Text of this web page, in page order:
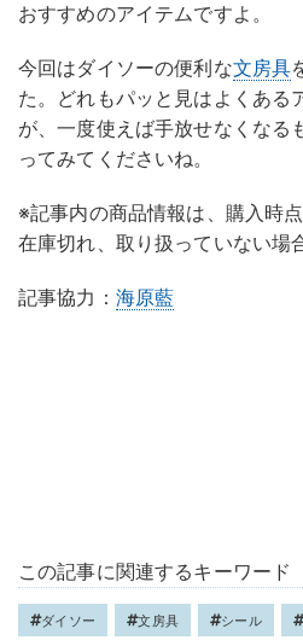
おすすめのアイテムですよ。
今回はダイソーの便利な文房具
た。どれもパッと見はよくある
が、一度使えば手放せなくなる
ってみてくださいね。
※記事内の商品情報は、購入時
在庫切れ、取り扱っていない場
記事協力： 海原藍
この記事に関連するキーワード
ダイソー 文房具 シール